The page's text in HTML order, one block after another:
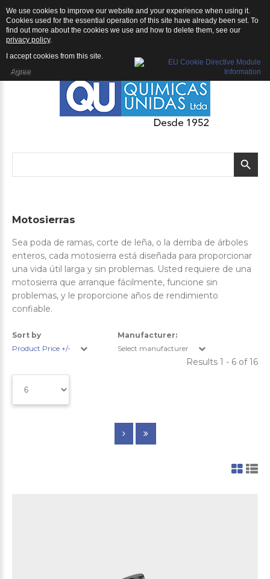
Motosierras
Sea poda de ramas, corte de leña, o la derriba de árboles
enteros, cada motosierra está diseñada para proporcionar
una vida útil larga y sin problemas. Usted requiere de una
motosierra que arranque fácilmente, funcione sin
problemas, y le proporcione años de rendimiento
confiable.
Sort by
Product Price +/-
Manufacturer:
Select manufacturer
Results 1 - 6 of 16
We use cookies to improve our website and your experience when using it.
Cookies used for the essential operation of this site have already been set. To
find out more about the cookies we use and how to delete them, see our
privacy policy.
I accept cookies from this site.
Agree
QU | Productos